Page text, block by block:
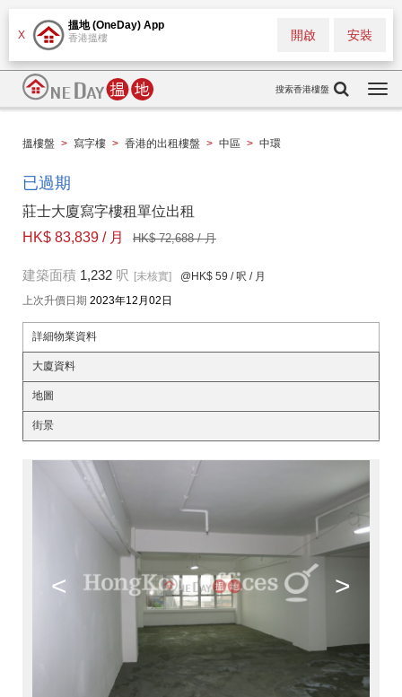
X
搵地 (OneDay) App
香港搵樓 安裝
開啟
搜索香港樓盤
搵樓盤 > 寫字樓 > 香港的出租樓盤 > 中區 > 中環
已過期
莊士大廈寫字樓租單位出租
HK$ 83,839 / 月
HK$ 72,688 / 月
建築面積 1,232 呎 [未核實] @HK$ 59 / 呎 / 月
上次升價日期 2023年12月02日
詳細物業資料
大廈資料
地圖
街景
< >